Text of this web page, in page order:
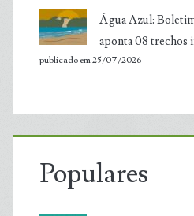
Água Azul:
aponta 08 trechos
publicado em 25/07/2026
Populares